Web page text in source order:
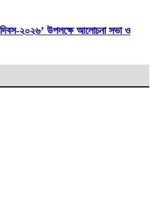
দিবস-২০২৬’ উপলক্ষে আলোচনা সভা ও